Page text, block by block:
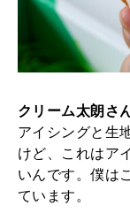
クリーム太朗さ
アイシングと生
けど、これはア
いんです。僕は
ています。